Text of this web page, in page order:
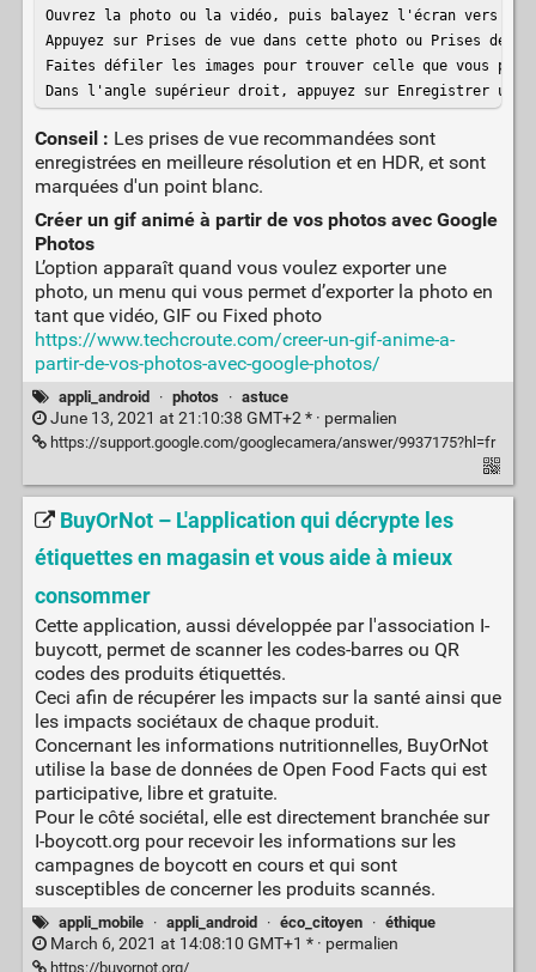
Ouvrez la photo ou la vidéo, puis balayez l'écran vers le
Appuyez sur Prises de vue dans cette photo ou Prises de
Faites défiler les images pour trouver celle que vous
Dans l'angle supérieur droit, appuyez sur Enregistrer une
Conseil : Les prises de vue recommandées sont
enregistrées en meilleure résolution et en HDR, et sont
marquées d'un point blanc.
Créer un gif animé à partir de vos photos avec Google
Photos
L’option apparaît quand vous voulez exporter une
photo, un menu qui vous permet d’exporter la photo en
tant que vidéo, GIF ou Fixed photo
https://www.techcroute.com/creer-un-gif-anime-a-
partir-de-vos-photos-avec-google-photos/
appli_android · photos · astuce
June 13, 2021 at 21:10:38 GMT+2 * · permalien
https://support.google.com/googlecamera/answer/9937175?hl=fr
BuyOrNot – L'application qui décrypte les
étiquettes en magasin et vous aide à mieux
consommer
Cette application, aussi développée par l'association I-
buycott, permet de scanner les codes-barres ou QR
codes des produits étiquettés.
Ceci afin de récupérer les impacts sur la santé ainsi que
les impacts sociétaux de chaque produit.
Concernant les informations nutritionnelles, BuyOrNot
utilise la base de données de Open Food Facts qui est
participative, libre et gratuite.
Pour le côté sociétal, elle est directement branchée sur
I-boycott.org pour recevoir les informations sur les
campagnes de boycott en cours et qui sont
susceptibles de concerner les produits scannés.
appli_mobile · appli_android · éco_citoyen · éthique
March 6, 2021 at 14:08:10 GMT+1 * · permalien
https://buyornot.org/